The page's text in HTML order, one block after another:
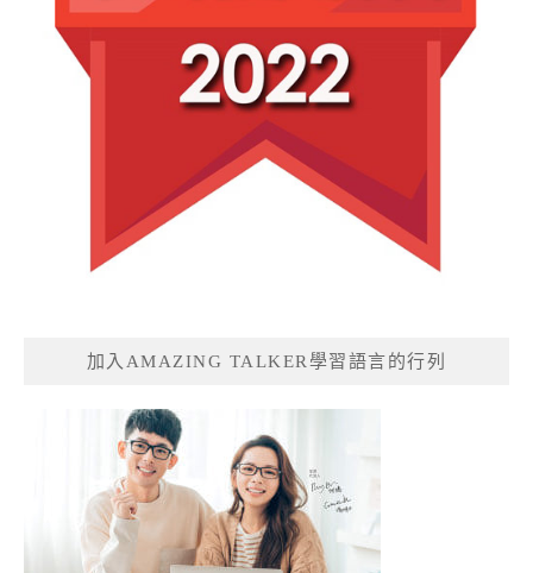
加入AMAZING TALKER學習語言的行列